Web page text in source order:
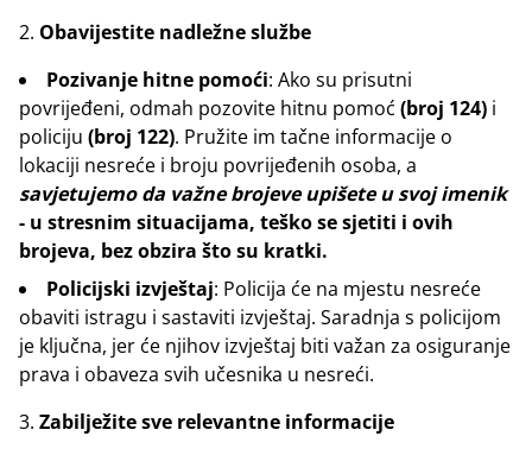
Obavijestite nadležne službe
Pozivanje hitne pomoći: Ako su prisutni
povrijeđeni, odmah pozovite hitnu pomoć (broj 124) i
policiju (broj 122). Pružite im tačne informacije o
lokaciji nesreće i broju povrijeđenih osoba, a
savjetujemo da važne brojeve upišete u svoj imenik
- u stresnim situacijama, teško se sjetiti i ovih
brojeva, bez obzira što su kratki.
Policijski izvještaj: Policija će na mjestu nesreće
obaviti istragu i sastaviti izvještaj. Saradnja s policijom
je ključna, jer će njihov izvještaj biti važan za osiguranje
prava i obaveza svih učesnika u nesreći.
Zabilježite sve relevantne informacije